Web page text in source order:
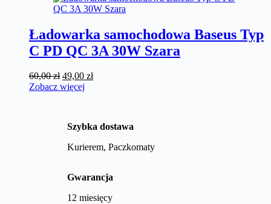
Ładowarka samochodowa Baseus Typ
C PD QC 3A 30W Szara
60,00zł Pierwotna
cena
49,00 złAktualna
Zobacz więcej
Szybka dostawa
Kurierem, Paczkomaty
Gwarancja
12 miesięcy